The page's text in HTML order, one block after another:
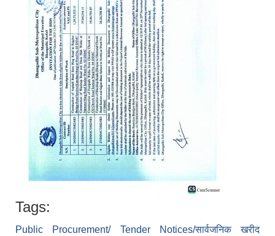
Tags:
Public Procurement/ Tender Notices/सार्वजनिक खरीद